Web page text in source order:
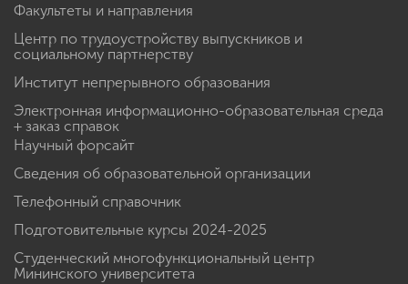
Факультеты и направления
Центр по трудоустройству выпускников и
социальному партнерству
Институт непрерывного образования
Электронная информационно-образовательная среда
+ заказ справок
Научный форсайт
Сведения об образовательной организации
Телефонный справочник
Подготовительные курсы 2024-2025
Студенческий многофункциональный центр
Мининского университета